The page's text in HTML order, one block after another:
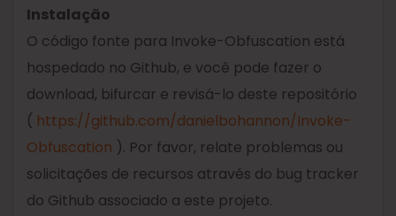
Instalação
O código fonte para Invoke-Obfuscation está
hospedado no Github, e você pode fazer o
download, bifurcar e revisá-lo deste repositório
( https://github.com/danielbohannon/Invoke-
Obfuscation ). Por favor, relate problemas ou
solicitações de recursos através do bug tracker
do Github associado a este projeto.